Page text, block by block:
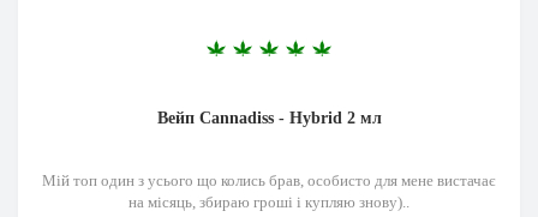
Вейп Cannadiss - Hybrid 2 мл
Мій топ один з усього що колись брав, особисто для мене вистачає
на місяць, збираю гроші і купляю знову)..